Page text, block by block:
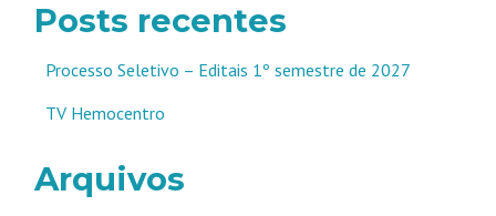
Posts recentes
Processo Seletivo – Editais 1º semestre de 2027
TV Hemocentro
Arquivos